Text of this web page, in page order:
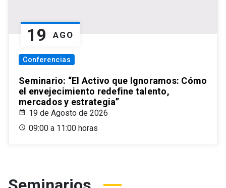
19 AGO
Conferencias
Seminario: “El Activo que Ignoramos: Cómo
el envejecimiento redefine talento,
mercados y estrategia”
19 de Agosto de 2026
09:00 a 11:00 horas